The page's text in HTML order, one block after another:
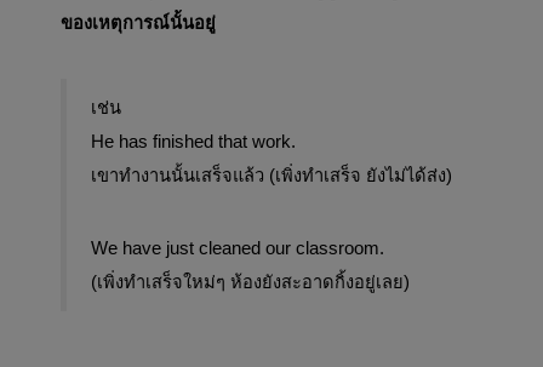
ของเหตุการณ์นั้นอยู่
เช่น
He has finished that work.
เขาทำงานนั้นเสร็จแล้ว (เพิ่งทำเสร็จ ยังไม่ได้ส่ง)
We have just cleaned our classroom.
(เพิ่งทำเสร็จใหม่ๆ ห้องยังสะอาดกิ้งอยู่เลย)